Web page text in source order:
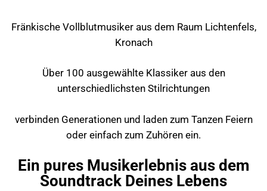
Fränkische Vollblutmusiker aus dem Raum Lichtenfels,
Kronach
Über 100 ausgewählte Klassiker aus den
unterschiedlichsten Stilrichtungen
verbinden Generationen und laden zum Tanzen Feiern
oder einfach zum Zuhören ein.
Ein pures Musikerlebnis aus dem
Soundtrack Deines Lebens